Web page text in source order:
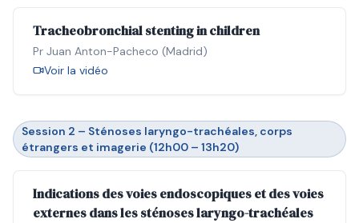
Tracheobronchial stenting in children
Pr Juan Anton-Pacheco (Madrid)
Voir la vidéo
Session 2 – Sténoses laryngo-trachéales, corps
étrangers et imagerie (12h00 – 13h20)
Indications des voies endoscopiques et des voies
externes dans les sténoses laryngo-trachéales